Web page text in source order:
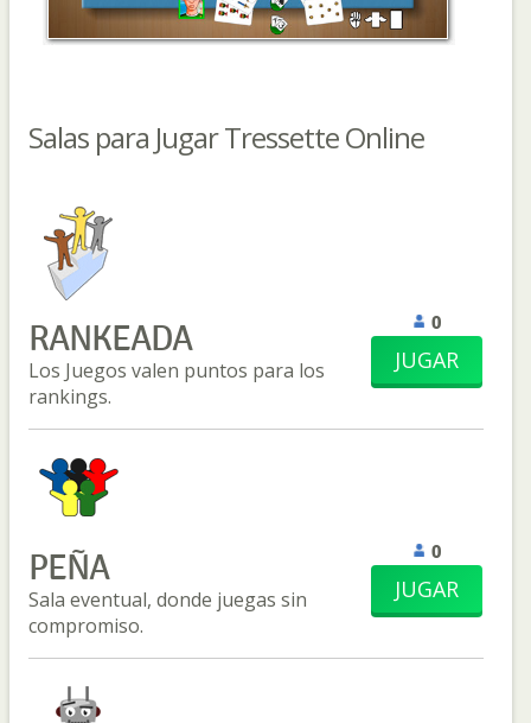
Salas para Jugar Tressette Online
RANKEADA
Los Juegos valen puntos para los
rankings.
0
JUGAR
PEÑA
Sala eventual, donde juegas sin
compromiso.
0
JUGAR